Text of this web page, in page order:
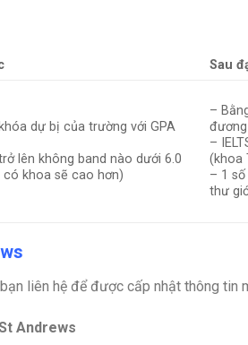
Sau
dự bị của trường với GPA
lên không band nào dưới 6.0
khoa sẽ cao hơn)
–
–
(khoa
– 1
thư
liên hệ để được cấp nhật thông tin
Andrews